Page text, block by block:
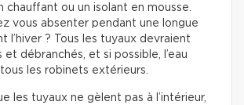
chauffant ou un isolant en mousse.
vous absenter pendant une longue
l’hiver ? Tous les tuyaux devraient
débranchés, et si possible, l’eau
les robinets extérieurs.
les tuyaux ne gèlent pas à l’intérieur,